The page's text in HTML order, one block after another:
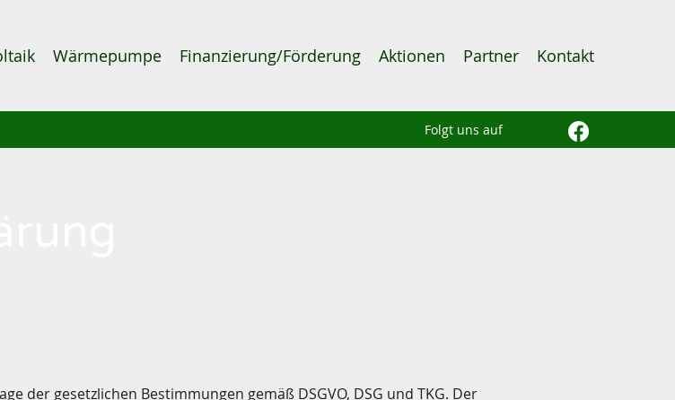
Wärmepumpe Finanzierung/Förderung Aktionen Partner Kontakt
Folgt uns auf
der gesetzlichen Bestimmungen gemäß DSGVO, DSG und TKG. Der